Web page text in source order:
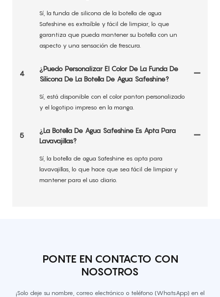
Sí, la funda de silicona de la botella de agua
Safeshine es extraíble y fácil de limpiar, lo que
garantiza que pueda mantener su botella con un
aspecto y una sensación de frescura.
4
¿Puedo Personalizar El Color De La Funda De
Silicona De La Botella De Agua Safeshine?
Sí, está disponible con el color panton personalizado
y el logotipo impreso en la manga.
5
¿La Botella De Agua Safeshine Es Apta Para
Lavavajillas?
Sí, la botella de agua Safeshine es apta para
lavavajillas, lo que hace que sea fácil de limpiar y
mantener para el uso diario.
PONTE EN CONTACTO CON
NOSOTROS
¡Solo deje su nombre, correo electrónico o teléfono (WhatsApp) en el